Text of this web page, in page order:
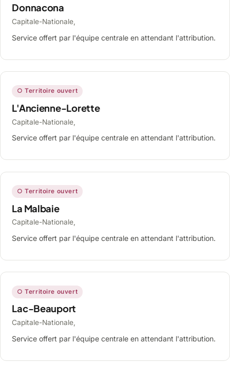
Donnacona
Capitale-Nationale,
Service offert par l'équipe centrale en attendant l'attribution.
○ Territoire ouvert
L'Ancienne-Lorette
Capitale-Nationale,
Service offert par l'équipe centrale en attendant l'attribution.
○ Territoire ouvert
La Malbaie
Capitale-Nationale,
Service offert par l'équipe centrale en attendant l'attribution.
○ Territoire ouvert
Lac-Beauport
Capitale-Nationale,
Service offert par l'équipe centrale en attendant l'attribution.